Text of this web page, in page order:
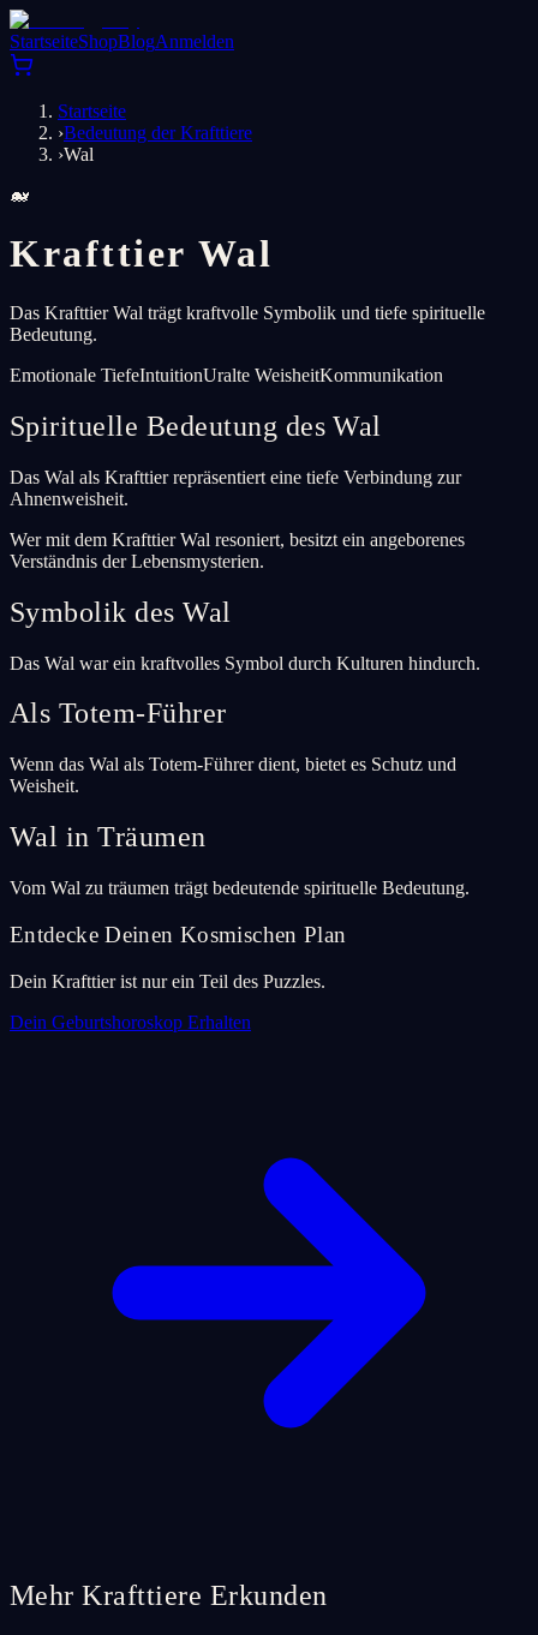
StartseiteShopBlogAnmelden
Startseite
›Bedeutung der Krafttiere
›Wal
🐋
Krafttier Wal
Das Krafttier Wal trägt kraftvolle Symbolik und tiefe spirituelle
Bedeutung.
Emotionale TiefeIntuitionUralte WeisheitKommunikation
Spirituelle Bedeutung des Wal
Das Wal als Krafttier repräsentiert eine tiefe Verbindung zur
Ahnenweisheit.
Wer mit dem Krafttier Wal resoniert, besitzt ein angeborenes
Verständnis der Lebensmysterien.
Symbolik des Wal
Das Wal war ein kraftvolles Symbol durch Kulturen hindurch.
Als Totem-Führer
Wenn das Wal als Totem-Führer dient, bietet es Schutz und
Weisheit.
Wal in Träumen
Vom Wal zu träumen trägt bedeutende spirituelle Bedeutung.
Entdecke Deinen Kosmischen Plan
Dein Krafttier ist nur ein Teil des Puzzles.
Dein Geburtshoroskop Erhalten
Mehr Krafttiere Erkunden